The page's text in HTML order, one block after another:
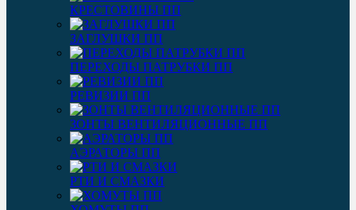
КРЕСТОВИНЫ ПП
ЗАГЛУШКИ ПП
ПЕРЕХОДЫ ПАТРУБКИ ПП
РЕВИЗИИ ПП
ЗОНТЫ ВЕНТИЛЯЦИОННЫЕ ПП
АЭРАТОРЫ ПП
РТИ И СМАЗКИ